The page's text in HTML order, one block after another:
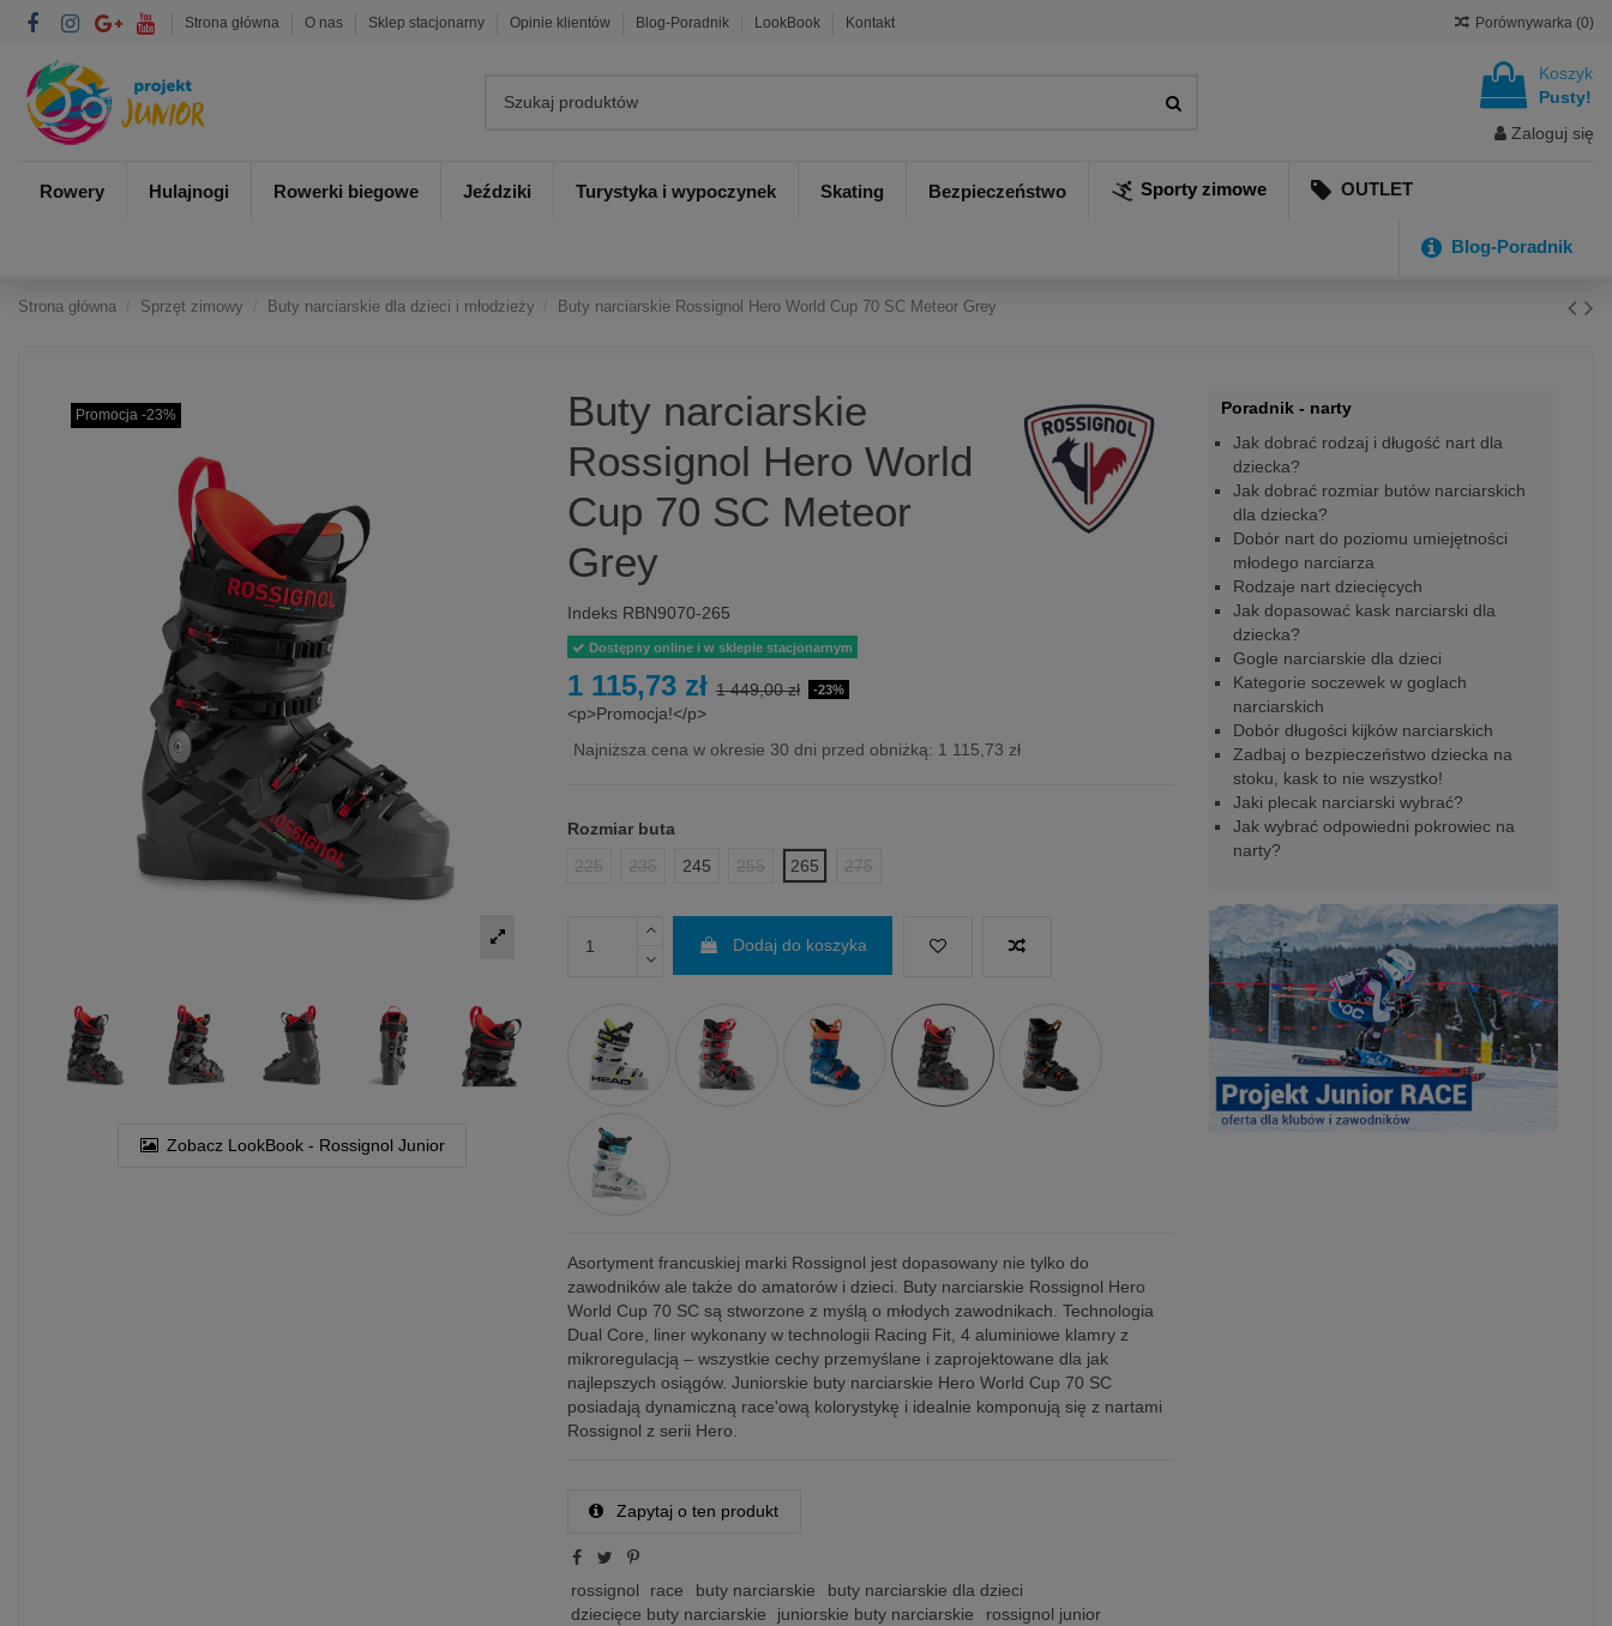
Strona główna O nas Sklep stacjonarny Opinie klientów Blog-Poradnik LookBook Kontakt Porównywarka (0)
Koszyk
Pusty!
Zaloguj się
Rowery Hulajnogi Rowerki biegowe Jeździki Turystyka i wypoczynek Skating Bezpieczeństwo Sporty zimowe OUTLET
Blog-Poradnik
Strona główna Sprzęt zimowy Buty narciarskie dla dzieci i młodzieży Buty narciarskie Rossignol Hero World Cup 70 SC Meteor Grey
Promocja -23%
Zobacz LookBook - Rossignol Junior
Buty narciarskie
Rossignol Hero World
Cup 70 SC Meteor
Grey
Indeks RBN9070-265
Dostępny online i w sklepie stacjonarnym
1 115,73 zł 1 449,00 zł -23%
<p>Promocja!</p>
Najniższa cena w okresie 30 dni przed obniżką: 1 115,73 zł
Rozmiar buta
225
235 245 255 265 275
Dodaj do koszyka
Asortyment francuskiej marki Rossignol jest dopasowany nie tylko do
zawodników ale także do amatorów i dzieci. Buty narciarskie Rossignol Hero
World Cup 70 SC są stworzone z myślą o młodych zawodnikach. Technologia
Dual Core, liner wykonany w technologii Racing Fit, 4 aluminiowe klamry z
mikroregulacją – wszystkie cechy przemyślane i zaprojektowane dla jak
najlepszych osiągów. Juniorskie buty narciarskie Hero World Cup 70 SC
posiadają dynamiczną race'ową kolorystykę i idealnie komponują się z nartami
Rossignol z serii Hero.
Zapytaj o ten produkt
rossignol race buty narciarskie
buty narciarskie dla dzieci
dziecięce buty narciarskie
juniorskie buty narciarskie
rossignol junior
Poradnik - narty
Jak dobrać rodzaj i długość nart dla
dziecka?
Jak dobrać rozmiar butów narciarskich
dla dziecka?
Dobór nart do poziomu umiejętności
młodego narciarza
Rodzaje nart dziecięcych
Jak dopasować kask narciarski dla
dziecka?
Gogle narciarskie dla dzieci
Kategorie soczewek w goglach
narciarskich
Dobór długości kijków narciarskich
Zadbaj o bezpieczeństwo dziecka na
stoku, kask to nie wszystko!
Jaki plecak narciarski wybrać?
Jak wybrać odpowiedni pokrowiec na
narty?